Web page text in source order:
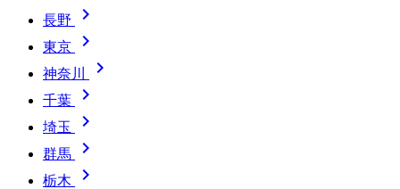
長野

東京 
神奈川 
千葉 
埼玉 
群馬 
栃木 